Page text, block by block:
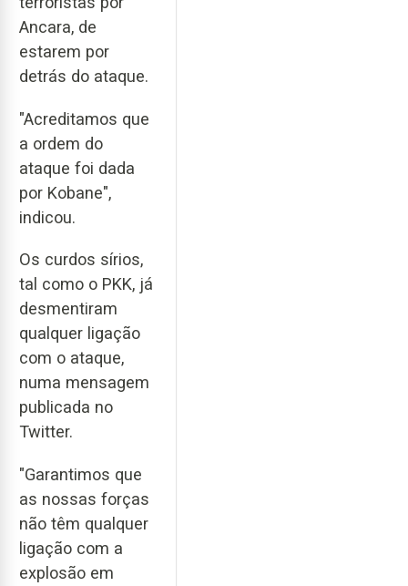
Ancara, de
estarem por
detrás do ataque.
"Acreditamos que
a ordem do
ataque foi dada
por Kobane",
indicou.
Os curdos sírios,
tal como o PKK, já
desmentiram
qualquer ligação
com o ataque,
numa mensagem
publicada no
Twitter.
"Garantimos que
as nossas forças
não têm qualquer
ligação com a
explosão em